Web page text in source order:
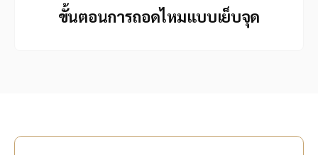
ขั้นตอนการถอดไหมแบบเย็บจุด